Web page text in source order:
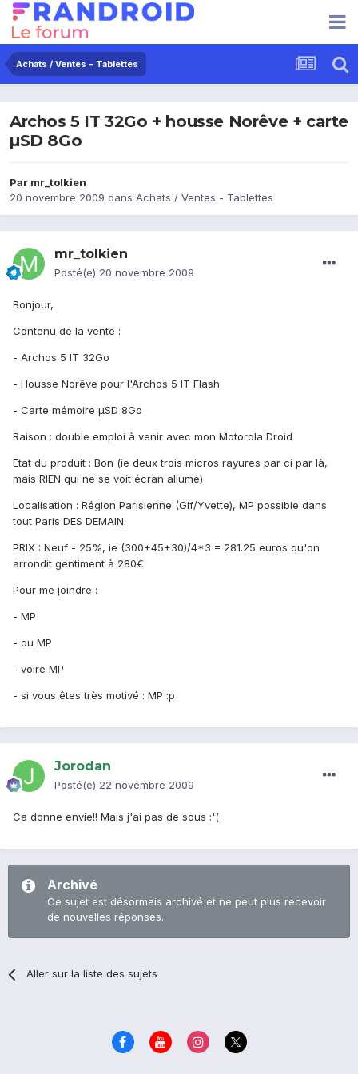
Achats / Ventes - Tablettes
Archos 5 IT 32Go + housse Norêve + carte
µSD 8Go
Par mr_tolkien
20 novembre 2009 dans Achats / Ventes - Tablettes
mr_tolkien
Posté(e) 20 novembre 2009
Bonjour,
Contenu de la vente :
- Archos 5 IT 32Go
- Housse Norêve pour l'Archos 5 IT Flash
- Carte mémoire µSD 8Go
Raison : double emploi à venir avec mon Motorola Droid
Etat du produit : Bon (ie deux trois micros rayures par ci par là,
mais RIEN qui ne se voit écran allumé)
Localisation : Région Parisienne (Gif/Yvette), MP possible dans
tout Paris DES DEMAIN.
PRIX : Neuf - 25%, ie (300+45+30)/4*3 = 281.25 euros qu'on
arrondit gentiment à 280€.
Pour me joindre :
- MP
- ou MP
- voire MP
- si vous êtes très motivé : MP :p
Jorodan
Posté(e) 22 novembre 2009
Ca donne envie!! Mais j'ai pas de sous :'(
Archivé
Ce sujet est désormais archivé et ne peut plus recevoir
de nouvelles réponses.
Aller sur la liste des sujets